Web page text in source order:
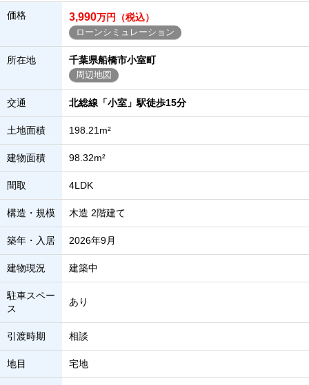
価格 3,990万円（税込）
ローンシミュレーション
所在地 千葉県船橋市小室町
周辺地図
交通 北総線「小室」駅徒歩15分
土地面積 198.21m²
建物面積 98.32m²
間取 4LDK
構造・規模 木造 2階建て
築年・入居 2026年9月
建物現況 建築中
駐車スペー
ス
あり
引渡時期 相談
地目 宅地